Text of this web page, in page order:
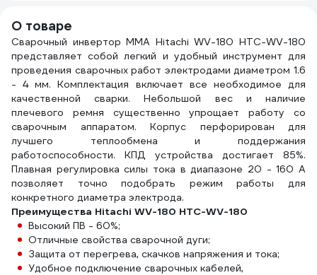
О товаре
Сварочный инвертор MMA Hitachi WV-180 HTC-WV-180
представляет собой легкий и удобный инструмент для
проведения сварочных работ электродами диаметром 1.6
- 4 мм. Комплектация включает все необходимое для
качественной сварки. Небольшой вес и наличие
плечевого ремня существенно упрощает работу со
сварочным аппаратом. Корпус перфорирован для
лучшего теплообмена и поддержания
работоспособности. КПД устройства достигает 85%.
Плавная регулировка силы тока в диапазоне 20 - 160 А
позволяет точно подобрать режим работы для
конкретного диаметра электрода.
Преимущества Hitachi WV-180 HTC-WV-180
Высокий ПВ - 60%;
Отличные свойства сварочной дуги;
Защита от перегрева, скачков напряжения и тока;
Удобное подключение сварочных кабелей,